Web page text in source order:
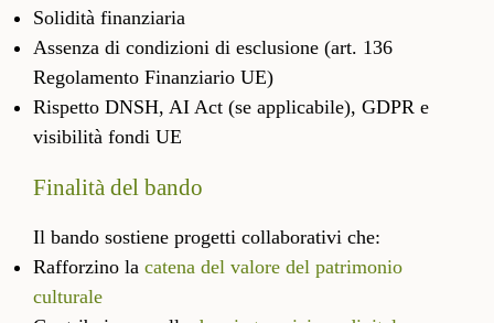
Solidità finanziaria
Assenza di condizioni di esclusione (art. 136
Regolamento Finanziario UE)
Rispetto DNSH, AI Act (se applicabile), GDPR e
visibilità fondi UE
Finalità del bando
Il bando sostiene progetti collaborativi che:
Rafforzino la catena del valore del patrimonio
culturale